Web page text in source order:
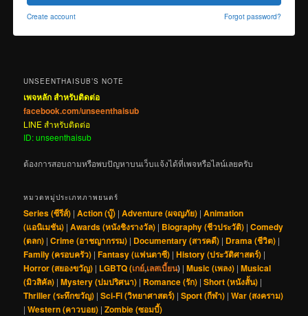
Create account Forgot password?
UNSEENTHAISUB’S NOTE
เพจหลัก สำหรับติดต่อ
facebook.com/unseenthaisub
LINE สำหรับติดต่อ
ID: unseenthaisub
ต้องการสอบถามหรือพบปัญหาบนเว็บแจ้งได้ที่เพจหรือไลน์เลยครับ
หมวดหมู่ประเภทภาพยนตร์
Series (ซีรีส์) |Action (บู๊) |Adventure (ผจญภัย) |Animation
(แอนิเมชัน) |Awards (หนังชิงรางวัล) | Biography (ชีวประวัติ) |Comedy
(ตลก) |Crime (อาชญากรรม) | Documentary (สารคดี) | Drama (ชีวิต) |
Family (ครอบครัว) |Fantasy (แฟนตาซี) |History (ประวัติศาสตร์) |
Horror (สยองขวัญ) | LGBTQ (เกย์,เลสเบี้ยน) |Music (เพลง) |Musical
(มิวสิคัล) |Mystery (ปมปริศนา) | Romance (รัก) |Short (หนังสั้น) |
Thriller (ระทึกขวัญ) |Sci-Fi (วิทยาศาสตร์) |Sport (กีฬา) |War (สงคราม)
|Western (คาวบอย) |Zombie (ซอมบี้)